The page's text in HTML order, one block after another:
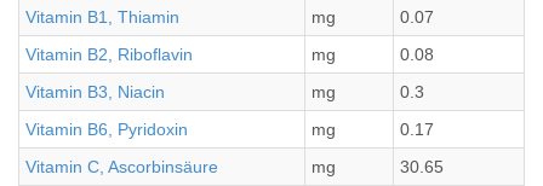
Vitamin B1, Thiamin mg
0.07
Vitamin B2, Riboflavin
mg
0.08
Vitamin B3, Niacin
mg
0.3
Vitamin B6, Pyridoxin
mg
0.17
Vitamin C, Ascorbinsäure
mg
30.65